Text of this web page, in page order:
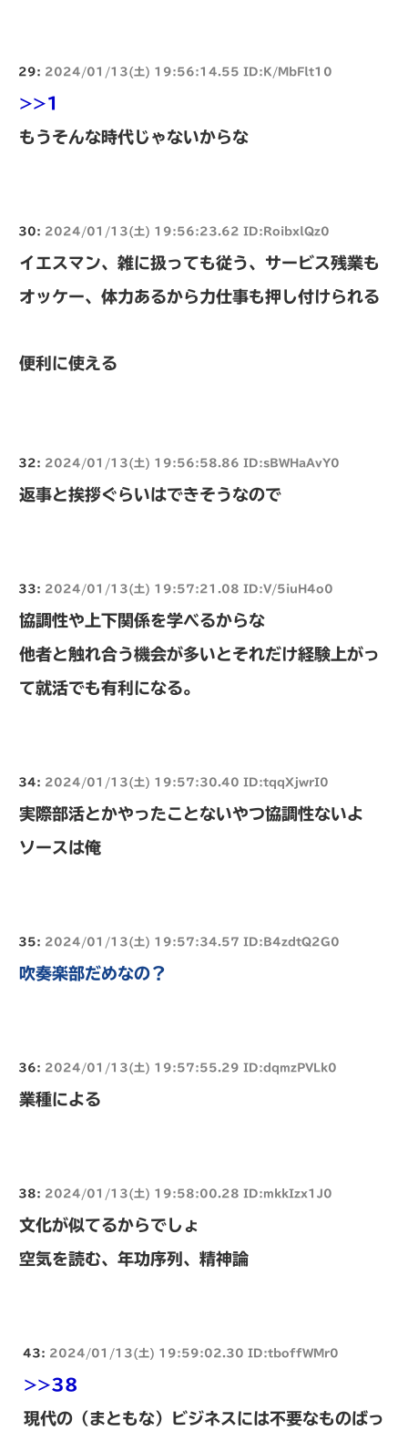
29: 2024/01/13(土) 19:56:14.55 ID:K/MbFlt10
>>1
もうそんな時代じゃないからな
30: 2024/01/13(土) 19:56:23.62 ID:RoibxlQz0
イエスマン、雑に扱っても従う、サービス残業も
オッケー、体力あるから力仕事も押し付けられる
便利に使える
32: 2024/01/13(土) 19:56:58.86 ID:sBWHaAvY0
返事と挨拶ぐらいはできそうなので
33: 2024/01/13(土) 19:57:21.08 ID:V/5iuH4o0
協調性や上下関係を学べるからな
他者と触れ合う機会が多いとそれだけ経験上がっ
て就活でも有利になる。
34: 2024/01/13(土) 19:57:30.40 ID:tqqXjwrI0
実際部活とかやったことないやつ協調性ないよ
ソースは俺
35: 2024/01/13(土) 19:57:34.57 ID:B4zdtQ2G0
吹奏楽部だめなの？
36: 2024/01/13(土) 19:57:55.29 ID:dqmzPVLk0
業種による
38: 2024/01/13(土) 19:58:00.28 ID:mkkIzx1J0
文化が似てるからでしょ
空気を読む、年功序列、精神論
43: 2024/01/13(土) 19:59:02.30 ID:tboffWMr0
>>38
現代の（まともな）ビジネスには不要なものばっ